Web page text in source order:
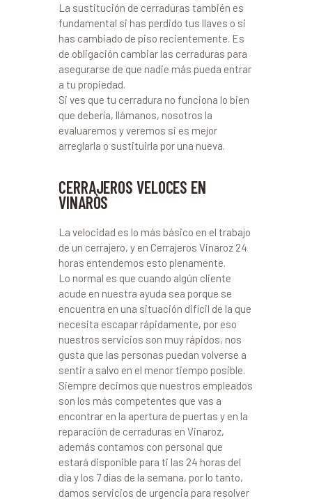
La sustitución de cerraduras también es
fundamental si has perdido tus llaves o si
has cambiado de piso recientemente. Es
de obligación cambiar las cerraduras para
asegurarse de que nadie más pueda entrar
a tu propiedad.
Si ves que tu cerradura no funciona lo bien
que debería, llámanos, nosotros la
evaluaremos y veremos si es mejor
arreglarla o sustituirla por una nueva.
CERRAJEROS VELOCES EN
VINARÒS
La velocidad es lo más básico en el trabajo
de un cerrajero, y en Cerrajeros Vinaroz 24
horas entendemos esto plenamente.
Lo normal es que cuando algún cliente
acude en nuestra ayuda sea porque se
encuentra en una situación difícil de la que
necesita escapar rápidamente, por eso
nuestros servicios son muy rápidos, nos
gusta que las personas puedan volverse a
sentir a salvo en el menor tiempo posible.
Siempre decimos que nuestros empleados
son los más competentes que vas a
encontrar en la apertura de puertas y en la
reparación de cerraduras en Vinaroz,
además contamos con personal que
estará disponible para ti las 24 horas del
día y los 7 días de la semana, por lo tanto,
damos servicios de urgencia para resolver